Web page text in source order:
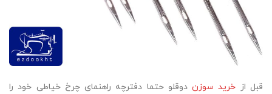
قبل از خرید سوزندوقلو حتما دفترچه راهنمای چرخ خیاطی خود را